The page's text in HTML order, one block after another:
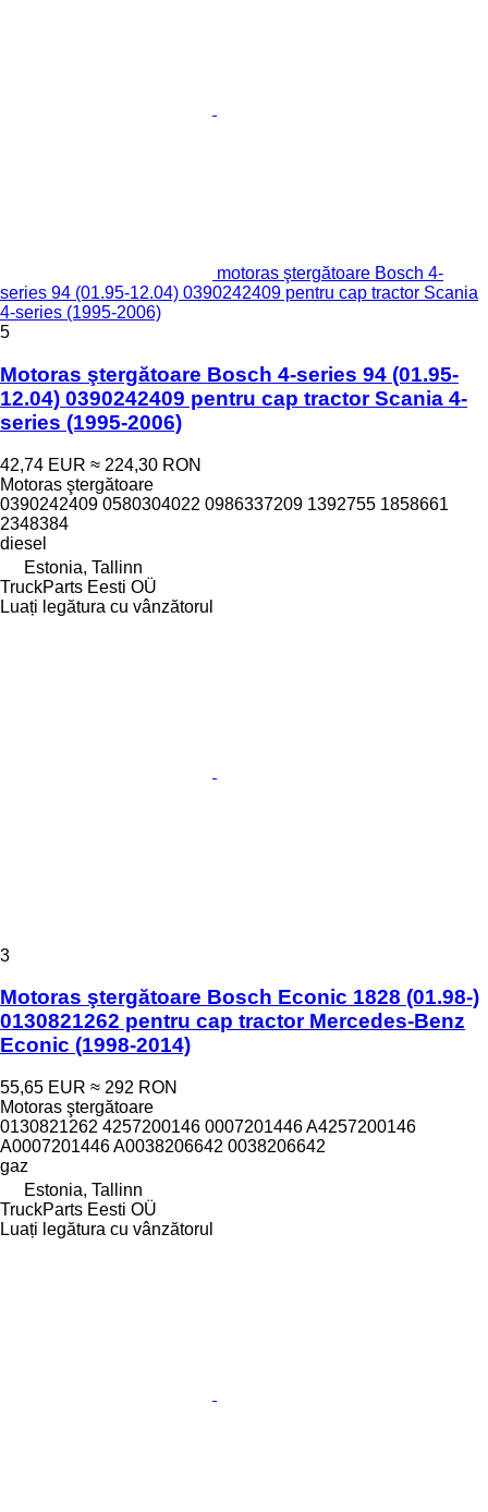
motoras ştergătoare Bosch 4-
series 94 (01.95-12.04) 0390242409 pentru cap tractor Scania
4-series (1995-2006)
5
Motoras ştergătoare Bosch 4-series 94 (01.95-
12.04) 0390242409 pentru cap tractor Scania 4-
series (1995-2006)
42,74 EUR ≈ 224,30 RON
Motoras ştergătoare
0390242409 0580304022 0986337209 1392755 1858661
2348384
diesel
Estonia, Tallinn
TruckParts Eesti OÜ
Luați legătura cu vânzătorul
3
Motoras ştergătoare Bosch Econic 1828 (01.98-)
0130821262 pentru cap tractor Mercedes-Benz
Econic (1998-2014)
55,65 EUR ≈ 292 RON
Motoras ştergătoare
0130821262 4257200146 0007201446 A4257200146
A0007201446 A0038206642 0038206642
gaz
Estonia, Tallinn
TruckParts Eesti OÜ
Luați legătura cu vânzătorul